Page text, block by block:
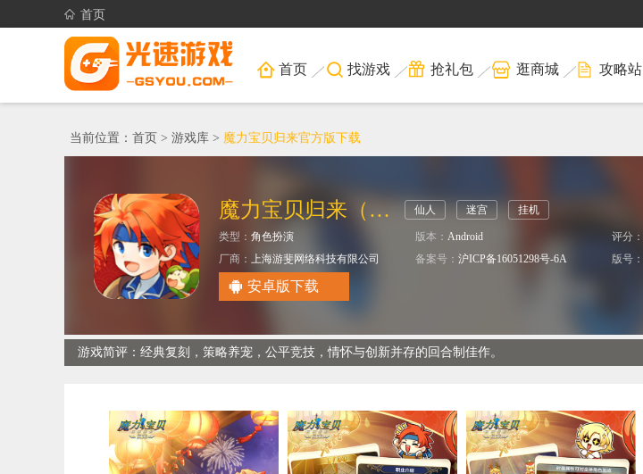
首页
首页 找游戏 抢礼包 逛商城 攻略站
当前位置： 首页 > 游戏库 > 魔力宝贝归来官方版下载
魔力宝贝归来（正版官方授权-硬核服） 仙人 迷宫 挂机
类型： 角色扮演 版本： Android 评分：
厂商： 上海游斐网络科技有限公司 备案号： 沪ICP备16051298号-6A 版号：
大小：
147.39M
安卓版下载
游戏简评：经典复刻，策略养宠，公平竞技，情怀与创新并存的回合制佳作。